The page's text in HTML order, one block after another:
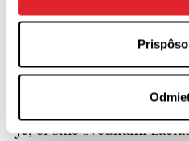
Ivan opäť potvrdil svoj
zručného a nadaného
Niektoré Červenákove
diela, viaceré tvoria už
je, či sme svedkami